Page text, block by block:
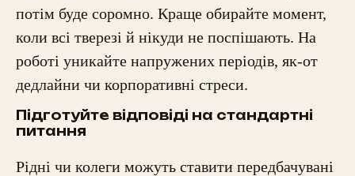
потім буде соромно. Краще обирайте момент,
коли всі тверезі й нікуди не поспішають. На
роботі уникайте напружених періодів, як-от
дедлайни чи корпоративні стреси.
Підготуйте відповіді на стандартні
питання
Рідні чи колеги можуть ставити передбачувані